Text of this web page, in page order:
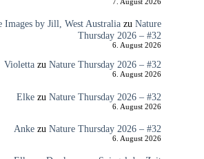
7. August 2026
Images by Jill, West Australiazu Nature
Thursday 2026 – #32
6. August 2026
Violettazu Nature Thursday 2026 – #32
6. August 2026
Elkezu Nature Thursday 2026 – #32
6. August 2026
Ankezu Nature Thursday 2026 – #32
6. August 2026